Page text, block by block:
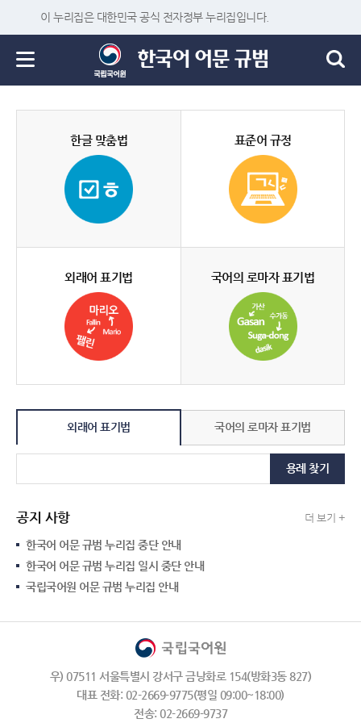
이 누리집은 대한민국 공식 전자정부 누리집입니다.
한글 맞춤법 표준어 규정
외래어 표기법 국어의 로마자 표기법
외래어 표기법 국어의 로마자 표기법
용례 찾기
공지 사항 더 보기 +
한국어 어문 규범 누리집 중단 안내
한국어 어문 규범 누리집 일시 중단 안내
국립국어원 어문 규범 누리집 안내
우) 07511 서울특별시 강서구 금낭화로 154(방화3동 827)
대표 전화: 02-2669-9775(평일 09:00~18:00)
전송: 02-2669-9737